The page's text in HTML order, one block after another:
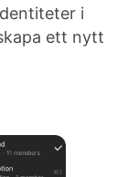
i
ett nytt